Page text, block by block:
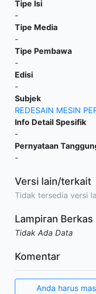
Tipe Isi
-
Tipe Media
-
Tipe Pembawa
-
Edisi
-
Subjek
REDESAIN MESIN
Info Detail Spesifik
-
Pernyataan
-
Versi lain/terkait
Tidak tersedia versi
Lampiran Berkas
Tidak Ada Data
Komentar
Anda harus